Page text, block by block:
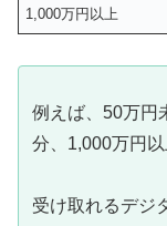
1,000万円以上
例えば、50万円
分、1,000万円
受け取れるデジ